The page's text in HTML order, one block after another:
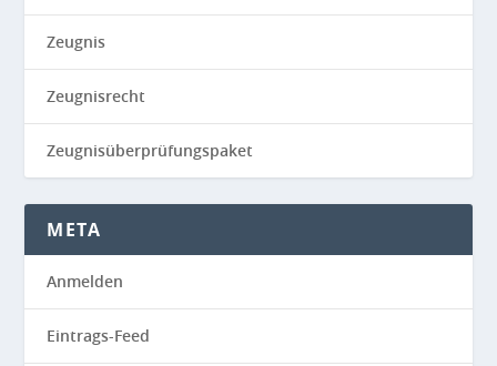
Zeugnis
Zeugnisrecht
Zeugnisüberprüfungspaket
META
Anmelden
Eintrags-Feed